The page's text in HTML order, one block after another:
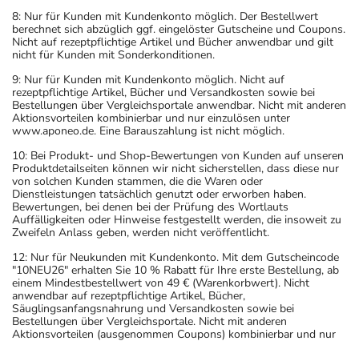
8: Nur für Kunden mit Kundenkonto möglich. Der Bestellwert
berechnet sich abzüglich ggf. eingelöster Gutscheine und Coupons.
Nicht auf rezeptpflichtige Artikel und Bücher anwendbar und gilt
nicht für Kunden mit Sonderkonditionen.
9: Nur für Kunden mit Kundenkonto möglich. Nicht auf
rezeptpflichtige Artikel, Bücher und Versandkosten sowie bei
Bestellungen über Vergleichsportale anwendbar. Nicht mit anderen
Aktionsvorteilen kombinierbar und nur einzulösen unter
www.aponeo.de. Eine Barauszahlung ist nicht möglich.
10: Bei Produkt- und Shop-Bewertungen von Kunden auf unseren
Produktdetailseiten können wir nicht sicherstellen, dass diese nur
von solchen Kunden stammen, die die Waren oder
Dienstleistungen tatsächlich genutzt oder erworben haben.
Bewertungen, bei denen bei der Prüfung des Wortlauts
Auffälligkeiten oder Hinweise festgestellt werden, die insoweit zu
Zweifeln Anlass geben, werden nicht veröffentlicht.
12: Nur für Neukunden mit Kundenkonto. Mit dem Gutscheincode
"10NEU26" erhalten Sie 10 % Rabatt für Ihre erste Bestellung, ab
einem Mindestbestellwert von 49 € (Warenkorbwert). Nicht
anwendbar auf rezeptpflichtige Artikel, Bücher,
Säuglingsanfangsnahrung und Versandkosten sowie bei
Bestellungen über Vergleichsportale. Nicht mit anderen
Aktionsvorteilen (ausgenommen Coupons) kombinierbar und nur